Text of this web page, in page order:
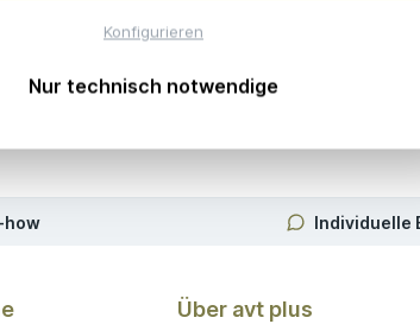
(OS) bereit, die Sie hier finden:
Verbraucherschlichtungsstelle teilzunehmen.
how Individuelle
Über avt plus
Nur technisch notwendige
Konfigurieren